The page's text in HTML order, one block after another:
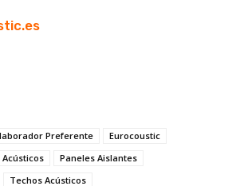
Preferente
Eurocoustic
Paneles Aislantes
Techos Acústicos